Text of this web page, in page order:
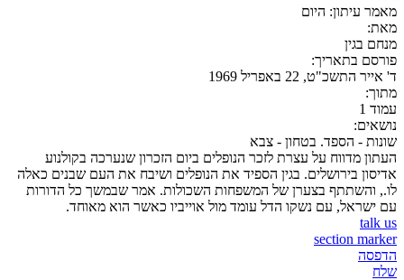
מאמר עיתון: היום
מאת:
מנחם בגין
פורסם בתאריך:
ד' אייר התשכ"ט, 22 באפריל 1969
מתוך:
עמוד 1
נושאים:
שונות - הספד. בטחון - צבא
העתון מדווח על עצרת לזכר הנופלים ביום הזכרון שנערכה בקולנוע
אדיסון בירושלים. בגין הספיד את הנופלים ושיבח את העם שבנים כאלה
לו., והשתתף בצערן של המשפחות השכולות. אמר שבמשך כל הדורות
עם ישראל, עם נשקו הדל עומד מול אוייביו כאשר הוא מאוחד.
talk us
section marker
הדפסה
שלח